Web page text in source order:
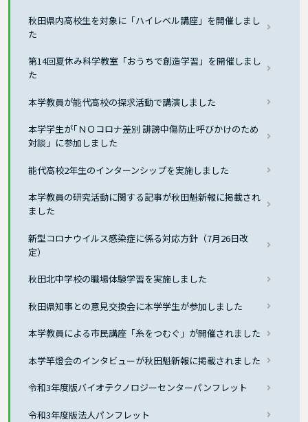
秋田県内高校生を対象に「ハイレベル講座」を開催しまし
た
第14回夏休み科学教室「おうちで創造学習」を開催しまし
た
本学教員が能代高校の探求活動で講演しました
本学学生が｢ＮＯコロナ差別 誹謗中傷防止呼びかけのため
対談」に参加しました
能代高校2年生のインターンシップを実施しました
本学教員の研究活動に関する記事が秋田魁新報に掲載され
ました
新型コロナウイルス感染症に係る対応方針（7月26日改
定）
秋田北中学校の職場体験学習を実施しました
秋田県知事との意見交換会に本学学生が参加しました
本学教員による市民講座「糸をつむぐ」が開催されました
本学竿燈会のインタビューが秋田魁新報に掲載されました
令和3年度版バイオテクノロジーセンターパンフレット
令和3年度版法人パンフレット